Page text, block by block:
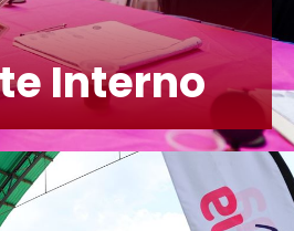
Interno